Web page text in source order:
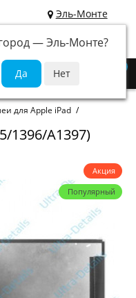
Эль-Монте
—Эль-Монте?
для Apple iPad
1396/A1397)
Акция
Популярный